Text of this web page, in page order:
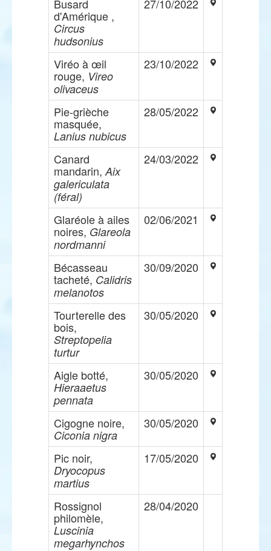
Busard
d'Amérique ,
Circus
hudsonius
27/10/2022
Viréo à œil
rouge, Vireo
olivaceus
23/10/2022
Pie-grièche
masquée,
Lanius nubicus
28/05/2022
Canard
mandarin, Aix
galericulata
(féral)
24/03/2022
Glaréole à ailes
noires, Glareola
nordmanni
02/06/2021
Bécasseau
tacheté, Calidris
melanotos
30/09/2020
Tourterelle des
bois,
Streptopelia
turtur
30/05/2020
Aigle botté,
Hieraaetus
pennata
30/05/2020
Cigogne noire,
Ciconia nigra
30/05/2020
Pic noir,
Dryocopus
martius
17/05/2020
Rossignol
philomèle,
Luscinia
megarhynchos
28/04/2020